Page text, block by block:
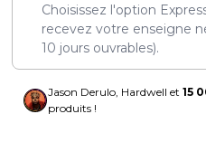
Choisissez l'option
recevez votre enseigne
10 jours ouvrables).
Jason Derulo, Hardwell et 15
produits !